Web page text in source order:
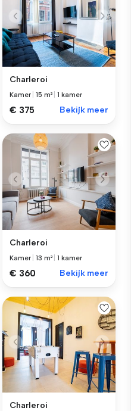
Charleroi
Kamer |15 m² |1 kamer
€ 375 Bekijk meer
Charleroi
Kamer |13 m² |1 kamer
€ 360 Bekijk meer
Charleroi